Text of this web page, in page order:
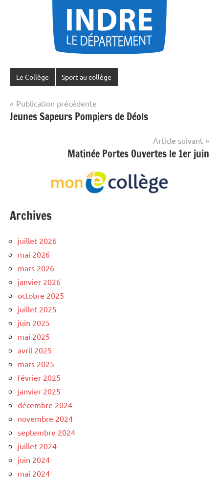
Le Collège Sport au collège
Navigation
de
Publication précédente
Jeunes Sapeurs Pompiers de Déols
Article suivant
Matinée Portes Ouvertes le 1er juin
Archives
juillet 2026
mai 2026
mars 2026
janvier 2026
octobre 2025
juillet 2025
juin 2025
mai 2025
avril 2025
mars 2025
février 2025
janvier 2025
décembre 2024
novembre 2024
septembre 2024
juillet 2024
juin 2024
mai 2024